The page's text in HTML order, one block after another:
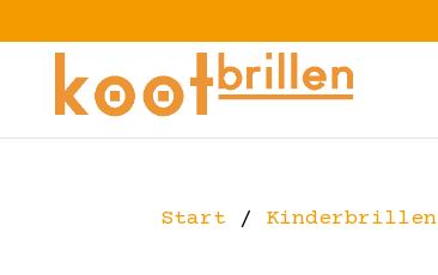
Start / Kinderbrillen